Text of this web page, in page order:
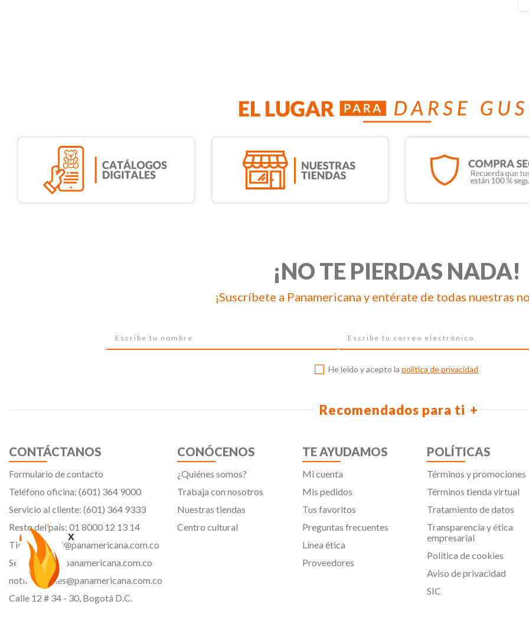
x
¡NO TE PIERDAS NADA!
¡Suscríbete a Panamericana y entérate de todas nuestras
He leído y acepto la política de privacidad
Recomendados para ti
CONTÁCTANOS
Formulario de contacto
Teléfono oficina: (601) 364 9000
Servicio al cliente: (601) 364 9333
Resto del país: 01 8000 12 13 14
Tiendavirtual@panamericana.com.co
Servicliente@panamericana.com.co
notificaciones@panamericana.com.co
Calle 12 # 34 - 30, Bogotá D.C.
CONÓCENOS
¿Quiénes somos?
Trabaja con nosotros
Nuestras tiendas
Centro cultural
TE AYUDAMOS
Mi cuenta
Mis pedidos
Tus favoritos
Preguntas frecuentes
Línea ética
Proveedores
POLÍTICAS
Términos y promociones
Términos tienda virtual
Tratamiento de datos
Transparencia y ética
empresarial
Política de cookies
Aviso de privacidad
SIC